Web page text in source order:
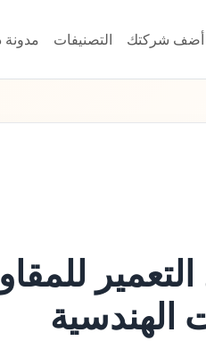
أضف شركتك التصنيفات مدونة
الهندسية